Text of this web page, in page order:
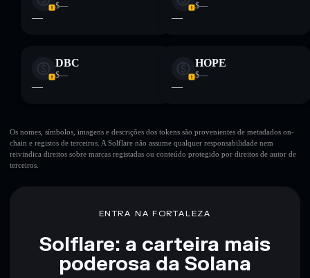
$—
—
$—
—
DBC
$—
—
HOPE
$—
—
Os nomes, símbolos, imagens e descrições dos tokens são provenientes de metadados on-
chain e registos de terceiros. A Solflare não assume qualquer responsabilidade nem
reivindica direitos sobre marcas registadas ou conteúdo protegido por direitos de autor de
terceiros.
ENTRA NA FORTALEZA
Solflare: a carteira mais
poderosa da Solana